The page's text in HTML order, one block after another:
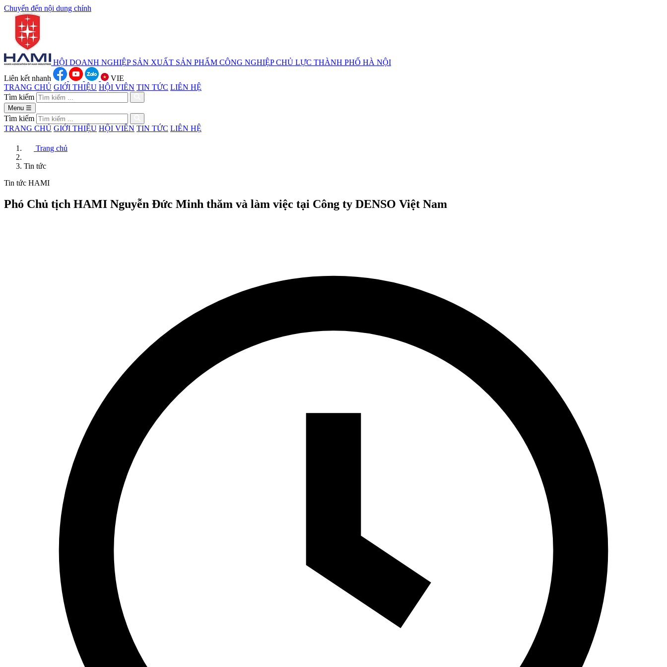
Chuyển đến nội dung chính
HỘI DOANH NGHIỆP SẢN XUẤT SẢN PHẨM CÔNG NGHIỆP CHỦ LỰC THÀNH PHỐ HÀ NỘI
Liên kết nhanh
VIE
TRANG CHỦ GIỚI THIỆU HỘI VIÊN TIN TỨC LIÊN HỆ
Tìm kiếm
Menu ☰
Tìm kiếm
TRANG CHỦ GIỚI THIỆU HỘI VIÊN TIN TỨC LIÊN HỆ
Trang chủ
Tin tức
Tin tức HAMI
Phó Chủ tịch HAMI Nguyễn Đức Minh thăm và làm việc tại Công ty DENSO Việt Nam